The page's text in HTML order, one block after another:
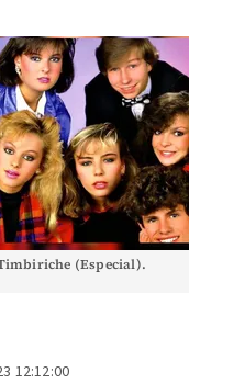
(Especial).
12:12:00